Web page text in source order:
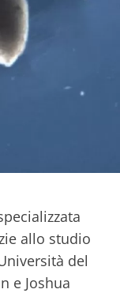
allo studio
del
e Joshua